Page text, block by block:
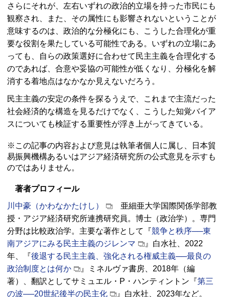
さらにそれが、左右いずれの政治的立場を持った市民にも
観察され、また、その属性にも影響されないということが
意味するのは、政治的な分極化にも、こうした合理化が重
要な役割を果たしている可能性である。いずれの立場にあ
っても、自らの政策選好に合わせて民主主義を合理化する
のであれば、合意や妥協の可能性が低くなり、分極化を解
消する着地点はなかなか見えないだろう。
民主主義の安定の条件を探るうえで、これまで主流だった
社会経済的な構造を見るだけでなく、こうした知覚バイア
スについても検証する重要性が浮き上がってきている。
※この記事の内容および意見は執筆者個人に属し、日本貿
易振興機構あるいはアジア経済研究所の公式意見を示すも
のではありません。
著者プロフィール
川中豪（かわなかたけし）
亜細亜大学国際関係学部教
授・アジア経済研究所連携研究員。博士（政治学）。専門
分野は比較政治学。主要な著作として『競争と秩序──東
南アジアにみる民主主義のジレンマ
』白水社、2022
年、『後退する民主主義、強化される権威主義──最良の
政治制度とは何か
』ミネルヴァ書房、2018年（編
著）、翻訳としてサミュエル・P・ハンティントン『第三
の波──20世紀後半の民主化
』白水社、2023年など。